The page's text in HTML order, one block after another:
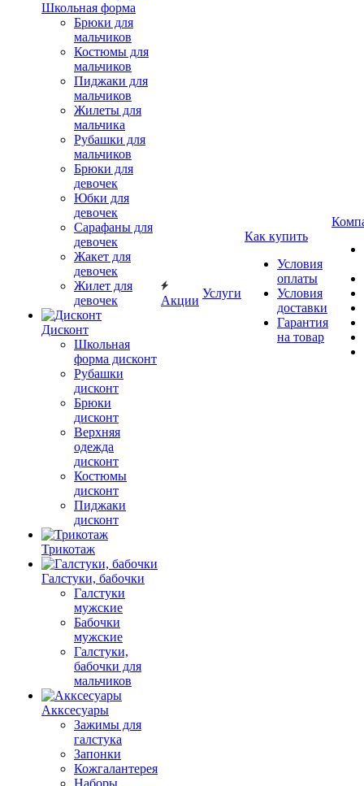
Школьная форма
Брюки для
мальчиков
Костюмы для
мальчиков
Пиджаки для
мальчиков
Жилеты для
мальчика
Рубашки для
мальчиков
Брюки для
девочек
Юбки для
девочек
Сарафаны для
девочек
Жакет для
девочек
Жилет для
девочек
Дисконт
Школьная
форма дисконт
Рубашки
дисконт
Брюки
дисконт
Верхняя
одежда
дисконт
Костюмы
дисконт
Пиджаки
дисконт
Трикотаж
Галстуки, бабочки
Галстуки
мужские
Бабочки
мужские
Галстуки,
бабочки для
мальчиков
Акксесуары
Зажимы для
галстука
Запонки
Кожгалантерея
Наборы
Акции
Услуги
Как купить
Условия
оплаты
Условия
доставки
Гарантия
на товар